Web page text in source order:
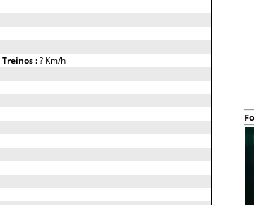
Treinos :? Km/h